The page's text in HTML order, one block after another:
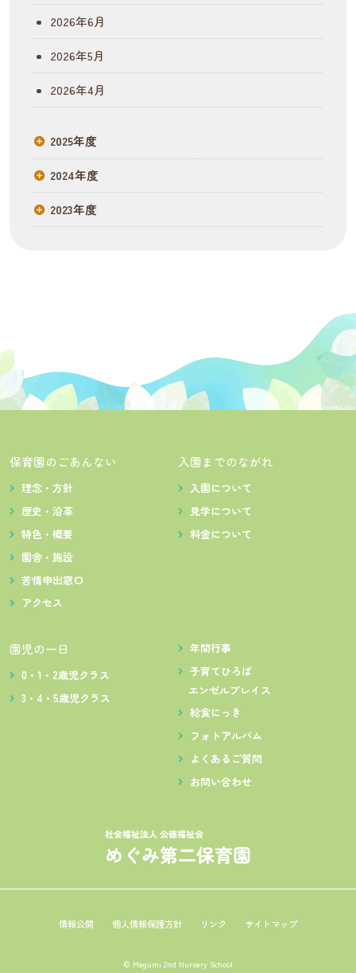
2026年6月
2026年5月
2026年4月
2025年度
2024年度
2023年度
保育園のごあんない
理念・方針
歴史・沿革
特色・概要
園舎・施設
苦情申出窓口
アクセス
入園までのながれ
入園について
見学について
料金について
園児の一日
0・1・2歳児クラス
3・4・5歳児クラス
年間行事
子育てひろば
エンゼルプレイス
給食にっき
フォトアルバム
よくあるご質問
お問い合わせ
情報公開 個人情報保護方針 リンク サイトマップ
© Megumi 2nd Nursery School